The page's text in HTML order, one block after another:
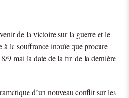
de la victoire sur la guerre et le
à la souffrance inouïe que procure
9 mai la date de la fin de la dernière
d’un nouveau conflit sur les